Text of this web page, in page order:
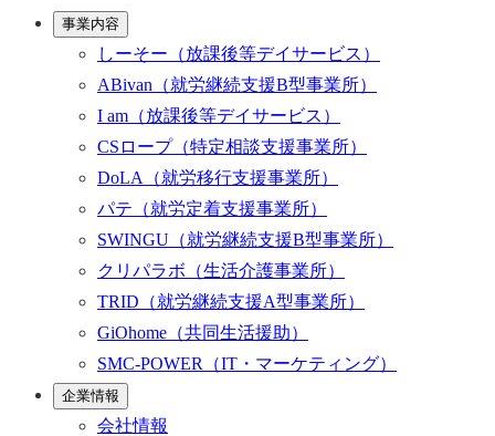
事業内容
しーそー （放課後等デイサービス）
ABivan （就労継続支援B型事業所）
I am （放課後等デイサービス）
CSロープ（特定相談支援事業所）
DoLA
（就労移行支援事業所）
パテ （就労定着支援事業所）
SWINGU （就労継続支援B型事業所）
クリパラボ （生活介護事業所）
TRID （就労継続支援A型事業所）
GiOhome （共同生活援助）
SMC-POWER
（IT・マーケティング）
企業情報
会社情報